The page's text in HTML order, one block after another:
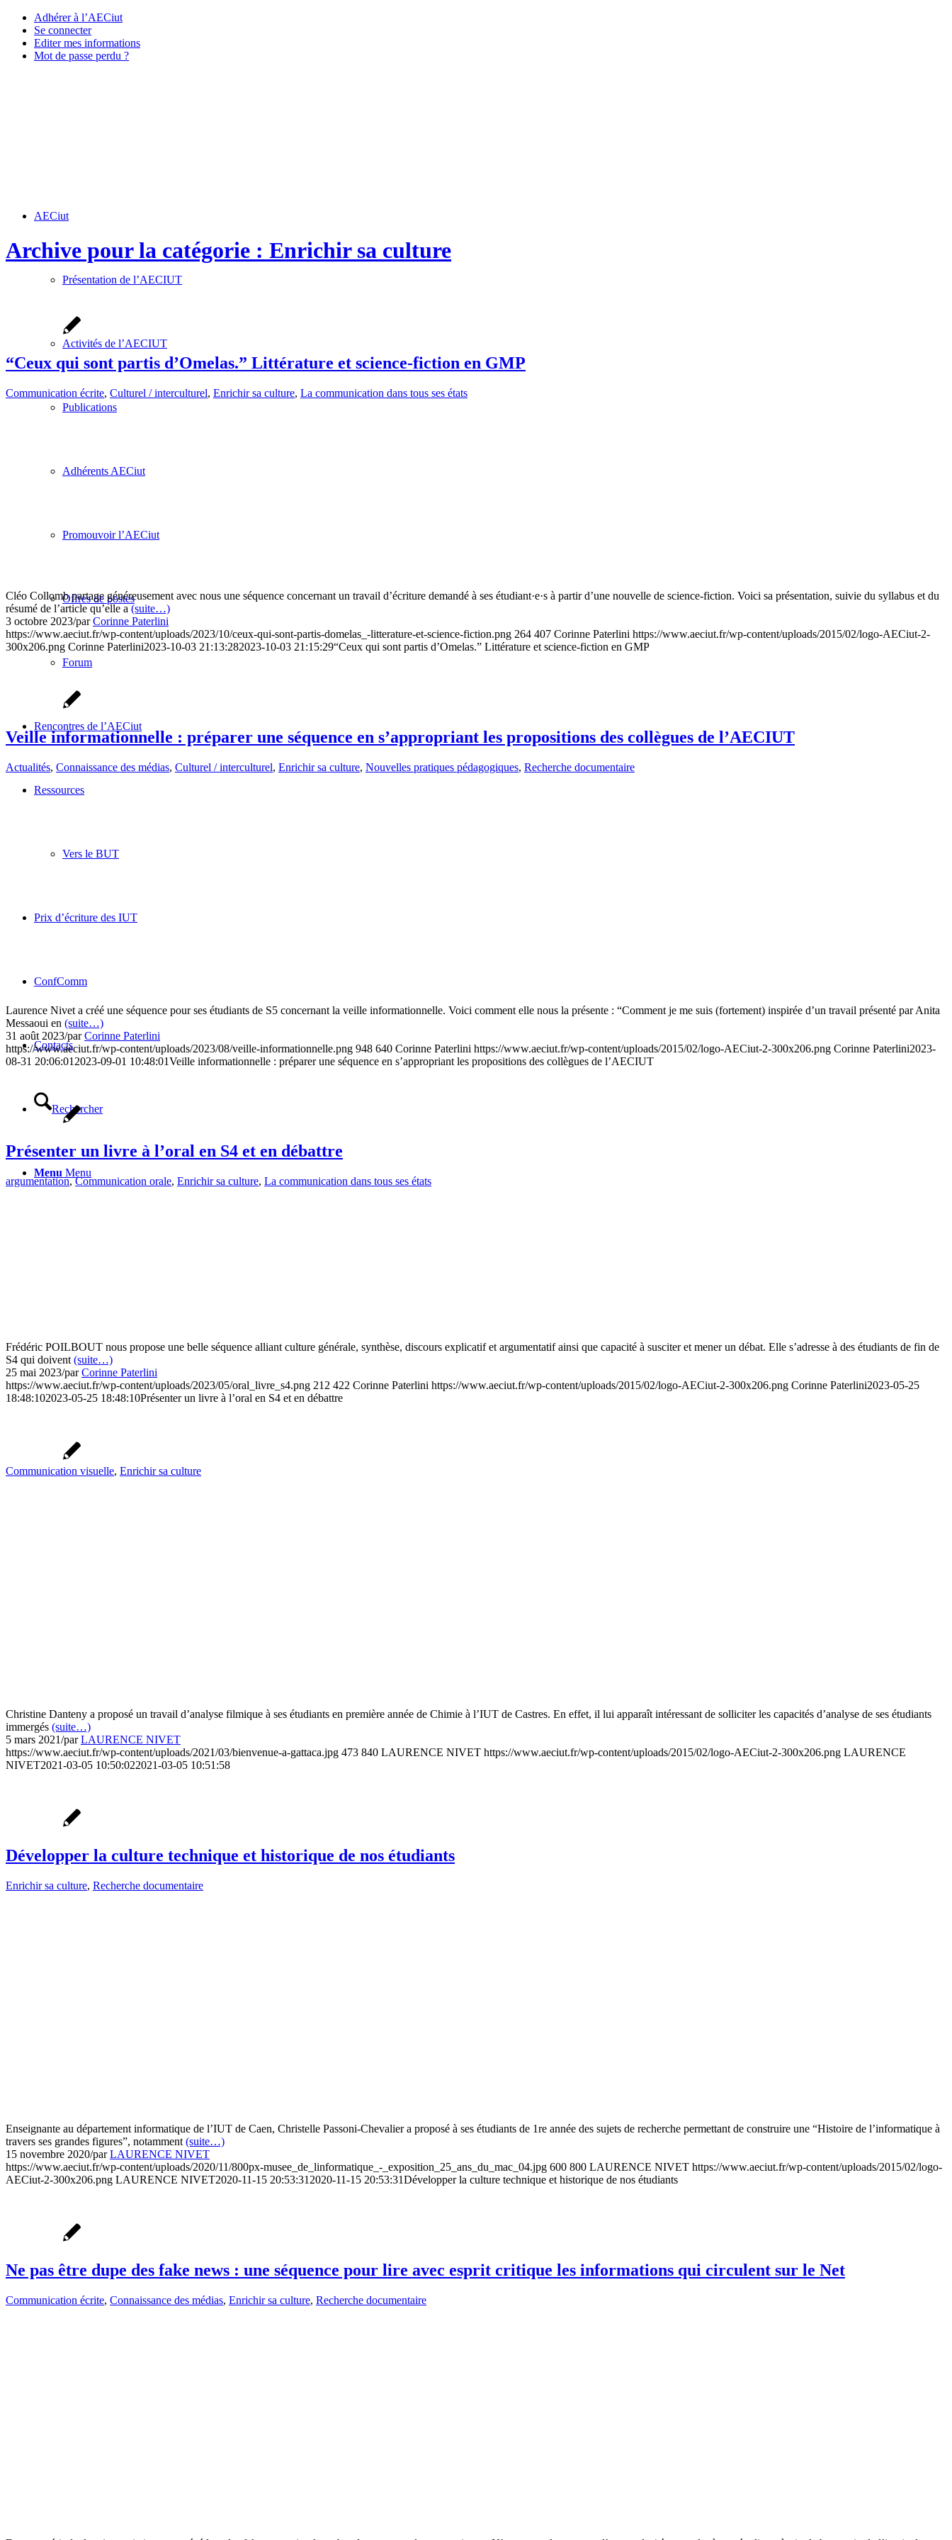
Adhérer à l’AECiut
Se connecter
Editer mes informations
Mot de passe perdu ?
AECiut
Présentation de l’AECIUT
Activités de l’AECIUT
Publications
Adhérents AECiut
Promouvoir l’AECiut
Offres de postes
Forum
Rencontres de l’AECiut
Ressources
Vers le BUT
Prix d’écriture des IUT
ConfComm
Contacts
Rechercher
Menu Menu
Archive pour la catégorie : Enrichir sa culture
“Ceux qui sont partis d’Omelas.” Littérature et science-fiction en GMP
Communication écrite, Culturel / interculturel, Enrichir sa culture, La communication dans tous ses états
Cléo Collomb partage généreusement avec nous une séquence concernant un travail d’écriture demandé à ses étudiant·e·s à partir d’une nouvelle de science-fiction. Voici sa présentation, suivie du syllabus et du
résumé de l’article qu’elle a (suite…)
3 octobre 2023/parCorinne Paterlini
https://www.aeciut.fr/wp-content/uploads/2023/10/ceux-qui-sont-partis-domelas_-litterature-et-science-fiction.png 264 407 Corinne Paterlini https://www.aeciut.fr/wp-content/uploads/2015/02/logo-AECiut-2-
300x206.png Corinne Paterlini2023-10-03 21:13:282023-10-03 21:15:29“Ceux qui sont partis d’Omelas.” Littérature et science-fiction en GMP
Veille informationnelle : préparer une séquence en s’appropriant les propositions des collègues de l’AECIUT
Actualités, Connaissance des médias, Culturel / interculturel, Enrichir sa culture, Nouvelles pratiques pédagogiques, Recherche documentaire
Laurence Nivet a créé une séquence pour ses étudiants de S5 concernant la veille informationnelle. Voici comment elle nous la présente : “Comment je me suis (fortement) inspirée d’un travail présenté par Anita
Messaoui en (suite…)
31 août 2023/parCorinne Paterlini
https://www.aeciut.fr/wp-content/uploads/2023/08/veille-informationnelle.png 948 640 Corinne Paterlini https://www.aeciut.fr/wp-content/uploads/2015/02/logo-AECiut-2-300x206.png Corinne Paterlini2023-
08-31 20:06:01 2023-09-01 10:48:01Veille informationnelle : préparer une séquence en s’appropriant les propositions des collègues de l’AECIUT
Présenter un livre à l’oral en S4 et en débattre
argumentation,Communication orale, Enrichir sa culture, La communication dans tous ses états
Frédéric POILBOUT nous propose une belle séquence alliant culture générale, synthèse, discours explicatif et argumentatif ainsi que capacité à susciter et mener un débat. Elle s’adresse à des étudiants de fin de
S4 qui doivent (suite…)
25 mai 2023/parCorinne Paterlini
https://www.aeciut.fr/wp-content/uploads/2023/05/oral_livre_s4.png 212 422 Corinne Paterlini https://www.aeciut.fr/wp-content/uploads/2015/02/logo-AECiut-2-300x206.png Corinne Paterlini2023-05-25
18:48:102023-05-25 18:48:10Présenter un livre à l’oral en S4 et en débattre
Communication visuelle, Enrichir sa culture
Christine Danteny a proposé un travail d’analyse filmique à ses étudiants en première année de Chimie à l’IUT de Castres. En effet, il lui apparaît intéressant de solliciter les capacités d’analyse de ses étudiants
immergés (suite…)
5 mars 2021/parLAURENCE NIVET
https://www.aeciut.fr/wp-content/uploads/2021/03/bienvenue-a-gattaca.jpg 473 840 LAURENCE NIVET https://www.aeciut.fr/wp-content/uploads/2015/02/logo-AECiut-2-300x206.png LAURENCE
NIVET2021-03-05 10:50:022021-03-05 10:51:58
Développer la culture technique et historique de nos étudiants
Enrichir sa culture, Recherche documentaire
Enseignante au département informatique de l’IUT de Caen, Christelle Passoni-Chevalier a proposé à ses étudiants de 1re année des sujets de recherche permettant de construire une “Histoire de l’informatique à
travers ses grandes figures”, notamment (suite…)
15 novembre 2020/parLAURENCE NIVET
https://www.aeciut.fr/wp-content/uploads/2020/11/800px-musee_de_linformatique_-_exposition_25_ans_du_mac_04.jpg 600 800 LAURENCE NIVET https://www.aeciut.fr/wp-content/uploads/2015/02/logo-
AECiut-2-300x206.png LAURENCE NIVET2020-11-15 20:53:31 2020-11-15 20:53:31Développer la culture technique et historique de nos étudiants
Ne pas être dupe des fake news : une séquence pour lire avec esprit critique les informations qui circulent sur le Net
Communication écrite, Connaissance des médias, Enrichir sa culture, Recherche documentaire